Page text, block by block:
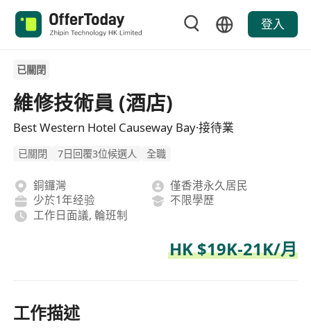
登入
已關閉
維修技術員 (酒店)
Best Western Hotel Causeway Bay·接待業
已關閉 7日回覆3位候選人 全職
銅鑼灣
僅香港永久居民
少於1年经验
不限學歷
工作日面議, 輪班制
HK $19K-21K/月
工作描述